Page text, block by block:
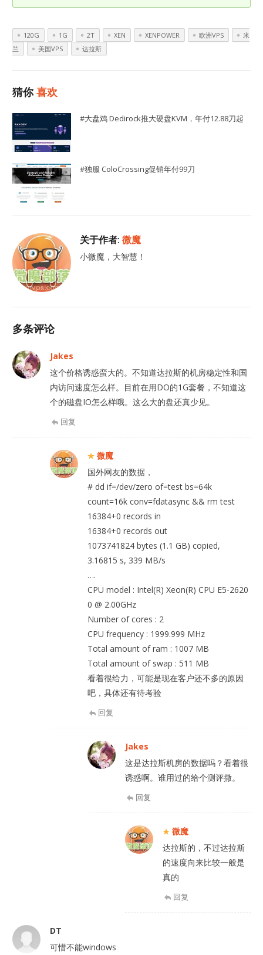
120G 1G 2T XEN XENPOWER 欧洲VPS
米
兰
美国VPS 达拉斯
猜你喜欢
#大盘鸡 Dedirock推大硬盘KVM，年付12.88刀起
#独服 ColoCrossing促销年付99刀
关于作者:微魔
小微魔，大智慧！
多条评论
Jakes
这个价格诱惑蛮大的。不知道达拉斯的机房稳定性和国
内访问速度怎么样。目前在用DO的1G套餐，不知道这
个的磁盘IO怎么样哦。这么大的盘还真少见。
回复
微魔
国外网友的数据，
# dd if=/dev/zero of=test bs=64k
count=16k conv=fdatasync && rm test
16384+0 records in
16384+0 records out
1073741824 bytes (1.1 GB) copied,
3.16815 s, 339 MB/s
….
CPU model : Intel(R) Xeon(R) CPU E5-2620
0 @ 2.00GHz
Number of cores : 2
CPU frequency : 1999.999 MHz
Total amount of ram : 1007 MB
Total amount of swap : 511 MB
看着很给力，可能是现在客户还不多的原因
吧，具体还有待考验
回复
Jakes
这是达拉斯机房的数据吗？看着很
诱惑啊。谁用过的给个测评撒。
回复
微魔
达拉斯的，不过达拉斯
的速度向来比较一般是
真的
回复
DT
可惜不能windows